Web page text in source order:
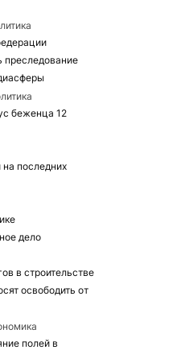
преследование
беженца 12
последних
дело
в строительстве
освободить от
полей в